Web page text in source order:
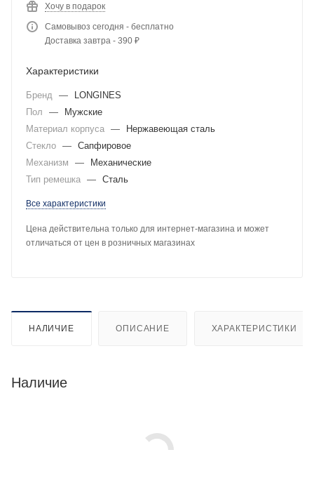
Хочу в подарок
Самовывоз сегодня - бесплатно
Доставка завтра - 390 ₽
Характеристики
Бренд —
LONGINES
Пол
—
Мужские
Материал корпуса —
Нержавеющая сталь
Стекло — Сапфировое
Механизм
—
Механические
Тип ремешка — Сталь
Все характеристики
Цена действительна только для интернет-магазина и может
отличаться от цен в розничных магазинах
НАЛИЧИЕ ОПИСАНИЕ ХАРАКТЕРИСТИКИ
Наличие